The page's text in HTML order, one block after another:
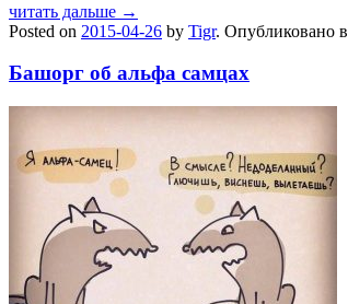
читать дальше →
Posted on 2015-04-26 by Tigr. Опубликовано в
Башорг об альфа самцах